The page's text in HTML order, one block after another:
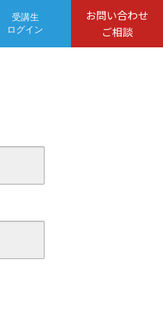
受講生
ログイン
お問い合わせ
ご相談